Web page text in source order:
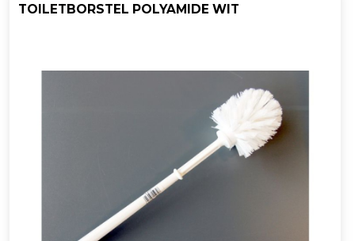
TOILETBORSTEL POLYAMIDE WIT